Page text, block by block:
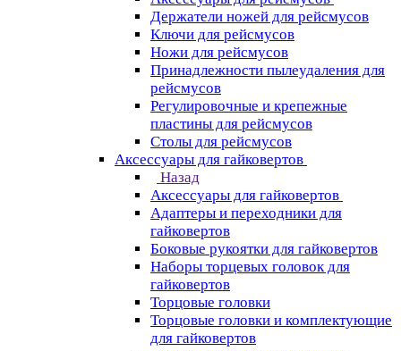
Держатели ножей для рейсмусов
Ключи для рейсмусов
Ножи для рейсмусов
Принадлежности пылеудаления для
рейсмусов
Регулировочные и крепежные
пластины для рейсмусов
Столы для рейсмусов
Аксессуары для гайковертов
Назад
Аксессуары для гайковертов
Адаптеры и переходники для
гайковертов
Боковые рукоятки для гайковертов
Наборы торцевых головок для
гайковертов
Торцовые головки
Торцовые головки и комплектующие
для гайковертов